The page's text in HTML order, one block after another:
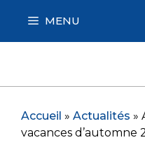
contenu
MENU
Accueil » Actualités »
vacances d’automne